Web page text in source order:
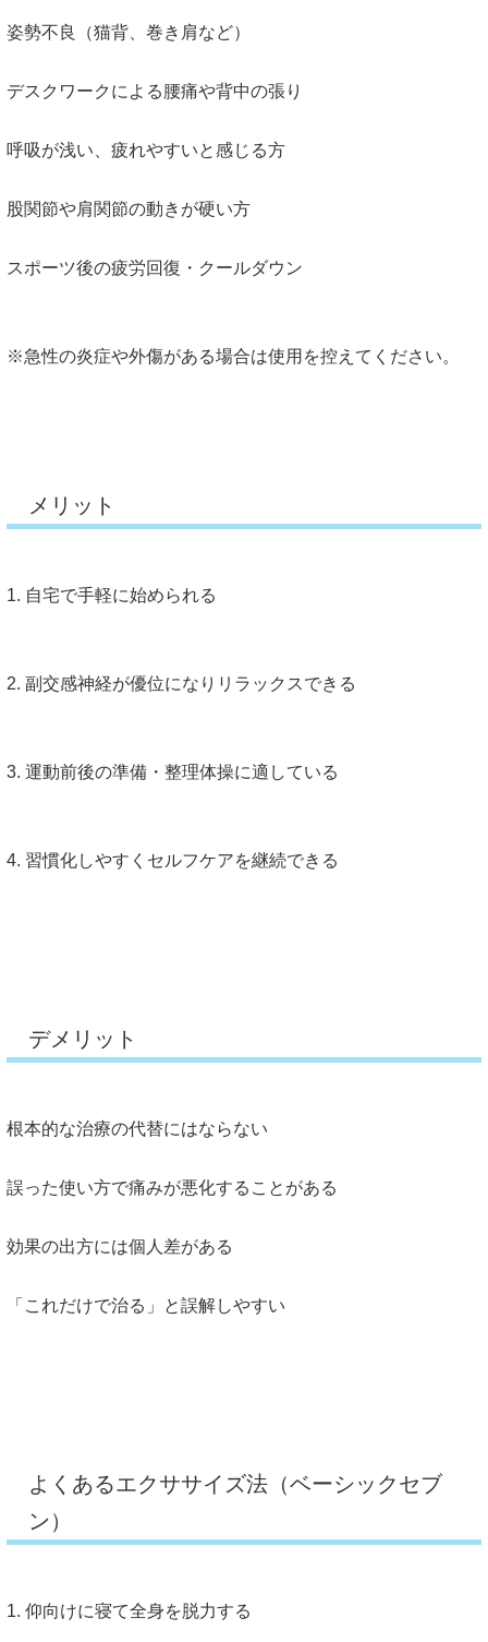
姿勢不良（猫背、巻き肩など）
デスクワークによる腰痛や背中の張り
呼吸が浅い、疲れやすいと感じる方
股関節や肩関節の動きが硬い方
スポーツ後の疲労回復・クールダウン
※急性の炎症や外傷がある場合は使用を控えてください。
メリット
1. 自宅で手軽に始められる
2. 副交感神経が優位になりリラックスできる
3. 運動前後の準備・整理体操に適している
4. 習慣化しやすくセルフケアを継続できる
デメリット
根本的な治療の代替にはならない
誤った使い方で痛みが悪化することがある
効果の出方には個人差がある
「これだけで治る」と誤解しやすい
よくあるエクササイズ法（ベーシックセブ
ン）
1. 仰向けに寝て全身を脱力する